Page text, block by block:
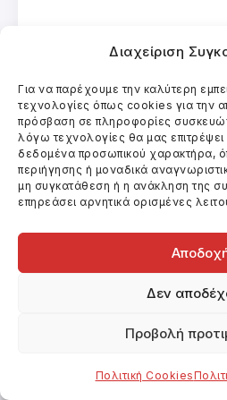
Διαχείριση
Για να παρέχουμε την καλύτερη
τεχνολογίες όπως cookies για την
πρόσβαση σε πληροφορίες
λόγω τεχνολογίες θα μας
δεδομένα προσωπικού χαρακτήρα,
περιήγησης ή μοναδικά
μη συγκατάθεση ή η ανάκληση της
επηρεάσει αρνητικά ορισμένες
Δεν
Προβολή
Πολιτική Cookies
Διάρκεια: 105΄
Είδος: βιογραφία, δράμα,
Ημερομηνία εξόδου: 28/
Περισσότερες
συντελεστές και τα
χαρακτηριστικά:
Για να βρείτε που